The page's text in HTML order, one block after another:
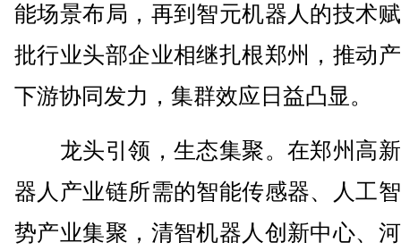
能场景布局，再到智元机器人的技术
批行业头部企业相继扎根郑州，推动
下游协同发力，集群效应日益凸显。
龙头引领，生态集聚。在郑州高
器人产业链所需的智能传感器、人工
势产业集聚，清智机器人创新中心、